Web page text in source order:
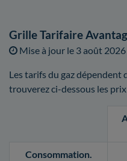
Grille Tarifaire
Mise à jour le 3 août 2026
Les tarifs du gaz dépendent
trouverez ci-dessous les
Consommation.